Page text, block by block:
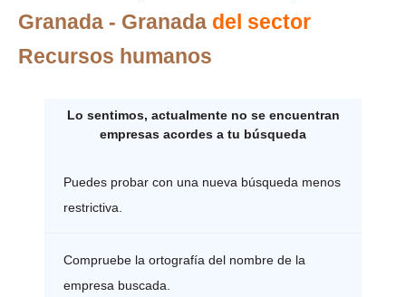
Granada - Granada del sector
Recursos humanos
Lo sentimos, actualmente no se encuentran
empresas acordes a tu búsqueda
Puedes probar con una nueva búsqueda menos
restrictiva.
Compruebe la ortografía del nombre de la
empresa buscada.